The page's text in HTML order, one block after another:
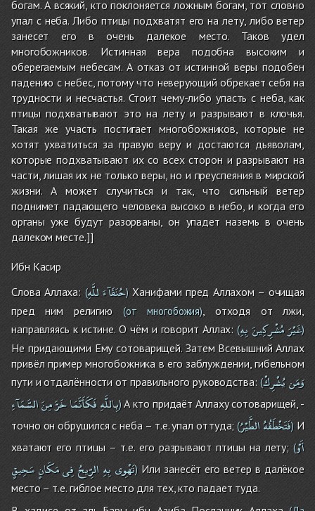
богам. А всякий, кто поклоняется ложным богам, тот словно
упал с неба. Либо птицы подхватят его на лету, либо ветер
занесет его в очень далекое место. Таков удел
многобожников. Истинная вера подобна высоким и
оберегаемым небесам. А отказ от истинной веры подобен
падению с небес, потому что неверующий обрекает себя на
трудности и несчастья. Стоит чему-либо упасть с неба, как
птицы подхватывают это на лету и разрывают в клочья.
Такая же участь постигает многобожников, которые не
хотят ухватиться за правую веру и достаются дьяволам,
которые подхватывают их со всех сторон и разрывают на
части, лишая их не только веры, но и преуспеяния в мирской
жизни. А может случиться и так, что сильный ветер
поднимет падающего человека высоко в небо, и когда его
органы уже будут разорваны, он упадет наземь в очень
далеком месте.]]
Ибн Касир
Слова Аллаха: ( حُنَفَآءَللَّهِ )Ханифами пред Аллахом – очищая
пред ним религию (от многобожия) , отходя от лжи,
направляясь к истине. О чём и говорит Аллах: ( غَيْرَمُشْرِكِينَبِهِ )
Не придающими Ему сотоварищей. Затем Всевышний Аллах
привёл пример многобожника в его заблуждении, гибельном
пути и отдалённости от правильного руководства:( وَمَنيُشْرِكْ
بِاللَّهِفَكَأَنَّمَاخَرَّمِنَالسَّمَآءِ )А кто придаёт Аллаху сотоварищей, -
точно он обрушился с неба – т.е. упал оттуда; ( فَتَخْطَفُهُالطَّيْرُ ) И
хватают его птицы – т.е. его разрывают птицы на лету; (أَوْ
تَهْوِىبِهِالرِّيحُفِىمَكَانٍسَحِيقٍ ) Или занесёт его ветер в далёкое
место – т.е. гиблое место для тех, кто падает туда.